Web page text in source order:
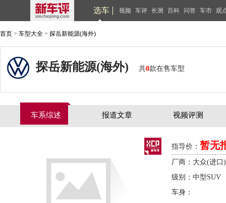
选车 视频 车评 长测 百科 问答 车市 观
首页 > 车型大全 > 探岳新能源(海外)
探岳新能源(海外) 共0款在售车型
车系综述 报道文章 视频评测
指导价： 暂无
厂商：大众(进口)
级别：中型SUV
车身：